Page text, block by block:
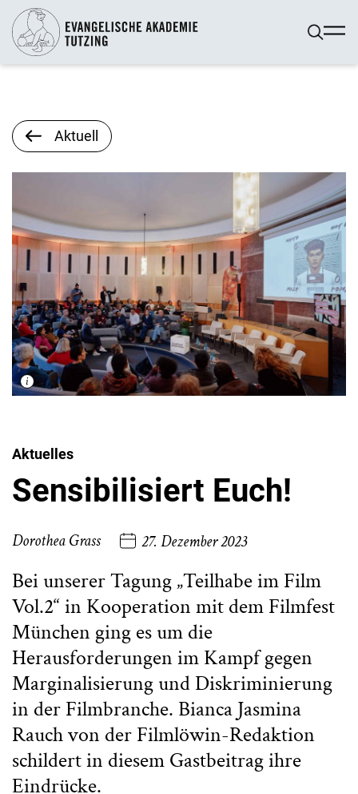
Aktuell
Aktuelles
Sensibilisiert Euch!
Dorothea Grass 27. Dezember 2023
Bei unserer Tagung „Teilhabe im Film
Vol.2“ in Kooperation mit dem Filmfest
München ging es um die
Herausforderungen im Kampf gegen
Marginalisierung und Diskriminierung
in der Filmbranche. Bianca Jasmina
Rauch von der Filmlöwin-Redaktion
schildert in diesem Gastbeitrag ihre
Eindrücke.